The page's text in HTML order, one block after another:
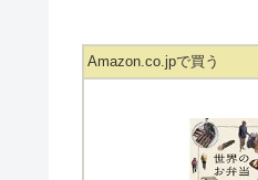
Amazon.co.jpで買う